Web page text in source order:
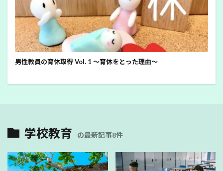
男性教員の育休取得 Vol. 1 ～育休をとった理由～
学校教育 の最新記事8件